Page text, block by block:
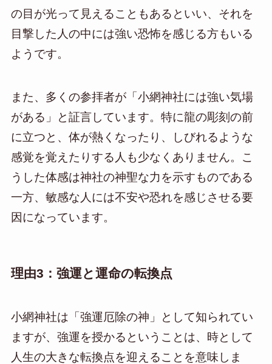
の目が光って見えることもあるといい、それを
目撃した人の中には強い恐怖を感じる方もいる
ようです。
また、多くの参拝者が「小網神社には強い気場
がある」と証言しています。特に龍の彫刻の前
に立つと、体が熱くなったり、しびれるような
感覚を覚えたりする人も少なくありません。こ
うした体感は神社の神聖な力を示すものである
一方、敏感な人には不安や恐れを感じさせる要
因になっています。
理由3：強運と運命の転換点
小網神社は「強運厄除の神」として知られてい
ますが、強運を授かるということは、時として
人生の大きな転換点を迎えることを意味しま